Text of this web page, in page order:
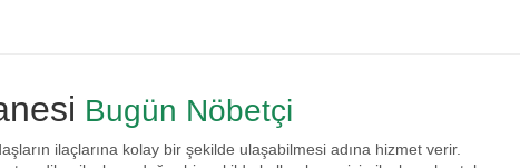
Bugün Nöbetçi
ilaçlarına kolay bir şekilde ulaşabilmesi adına hizmet verir.